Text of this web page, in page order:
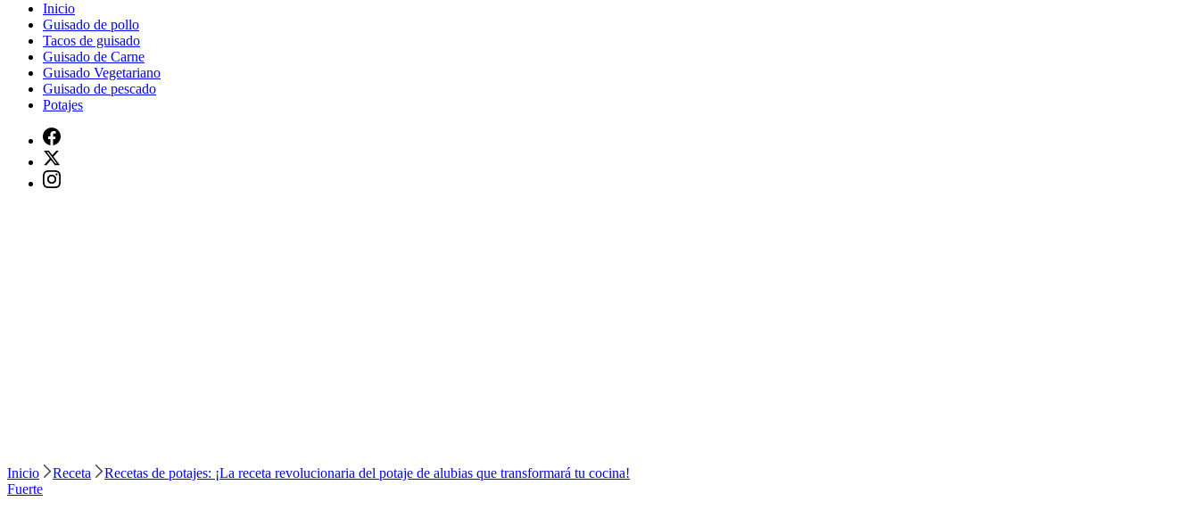
Inicio
Guisado de pollo
Tacos de guisado
Guisado de Carne
Guisado Vegetariano
Guisado de pescado
Potajes
Inicio Receta
Recetas de potajes: ¡La receta revolucionaria del potaje de alubias que transformará tu cocina!
Fuerte